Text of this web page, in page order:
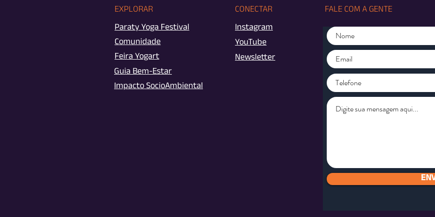
EXPLORAR
Paraty Yoga Festival
Comunidade
Feira Yogart
Guia Bem-Estar
Impacto SocioAmbiental
CONECTAR
FALE COM A GENTE
Instagram
YouTube
Newsletter